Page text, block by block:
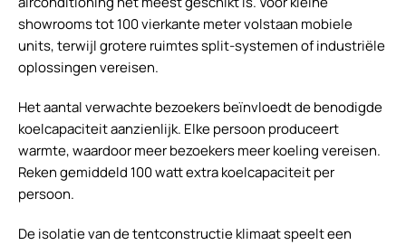
showrooms tot 100 vierkante meter volstaan mobiele
units, terwijl grotere ruimtes split-systemen of industriële
oplossingen vereisen.
Het aantal verwachte bezoekers beïnvloedt de benodigde
koelcapaciteit aanzienlijk. Elke persoon produceert
warmte, waardoor meer bezoekers meer koeling vereisen.
Reken gemiddeld 100 watt extra koelcapaciteit per
persoon.
De isolatie van de tentconstructie klimaat speelt een